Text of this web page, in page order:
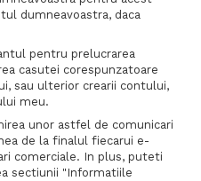
dumneavoastra, daca
pentru prelucrarea
casutei corespunzatoare
sau ulterior crearii contului,
meu.
unor astfel de comunicari
de la finalul fiecarui e-
comerciale. In plus, puteti
sectiunii "Informatiile